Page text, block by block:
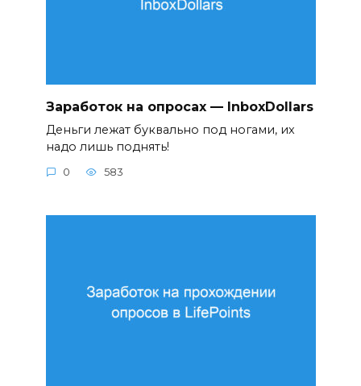
Заработок на опросах — InboxDollars
Деньги лежат буквально под ногами, их
надо лишь поднять!
0 583